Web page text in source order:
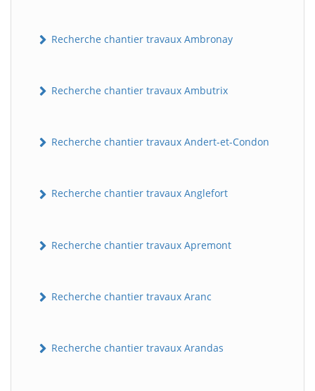
Recherche chantier travaux Ambronay
Recherche chantier travaux Ambutrix
Recherche chantier travaux Andert-et-Condon
Recherche chantier travaux Anglefort
Recherche chantier travaux Apremont
Recherche chantier travaux Aranc
Recherche chantier travaux Arandas